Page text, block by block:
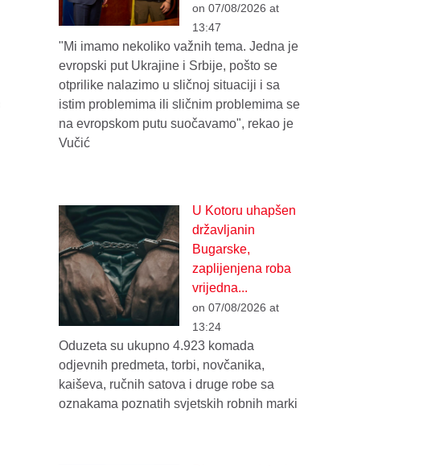
on 07/08/2026 at
13:47
"Mi imamo nekoliko važnih tema. Jedna je
evropski put Ukrajine i Srbije, pošto se
otprilike nalazimo u sličnoj situaciji i sa
istim problemima ili sličnim problemima se
na evropskom putu suočavamo", rekao je
Vučić
U Kotoru uhapšen
državljanin
Bugarske,
zaplijenjena roba
vrijedna...
on 07/08/2026 at
13:24
Oduzeta su ukupno 4.923 komada
odjevnih predmeta, torbi, novčanika,
kaiševa, ručnih satova i druge robe sa
oznakama poznatih svjetskih robnih marki